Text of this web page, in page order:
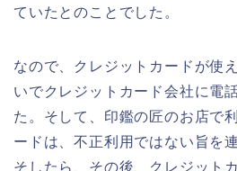
ていたとのことでした。
なので、クレジットカードが使
いでクレジットカード会社に電
た。そして、印鑑の匠のお店で
ードは、不正利用ではない旨を
そしたら、その後、クレジット